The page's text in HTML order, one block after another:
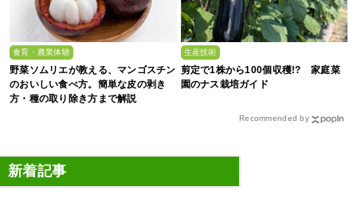
食育・農業体験
野菜ソムリエが教える、マンゴスチン
のおいしい食べ方。簡単な皮の剥き
方・種の取り除き方まで解説
生産技術
剪定で1株から100個収穫!? 家庭菜
園のナス栽培ガイド
Recommended by
新着記事